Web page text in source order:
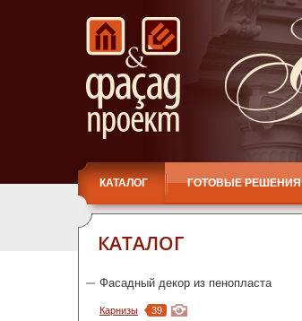
КАТАЛОГ ГОТОВЫЕ РЕШЕНИЯ
КАТАЛОГ
Фасадный декор из пенопласта
Карнизы 39